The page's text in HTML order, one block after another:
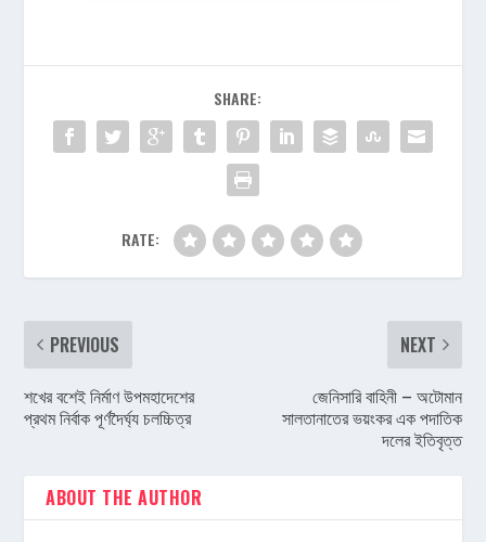
SHARE:
RATE:
PREVIOUS
শখের বশেই নির্মাণ উপমহাদেশের
প্রথম নির্বাক পূর্ণদৈর্ঘ্য চলচ্চিত্র
NEXT
জেনিসারি বাহিনী – অটোমান
সালতানাতের ভয়ংকর এক পদাতিক
দলের ইতিবৃত্ত
ABOUT THE AUTHOR